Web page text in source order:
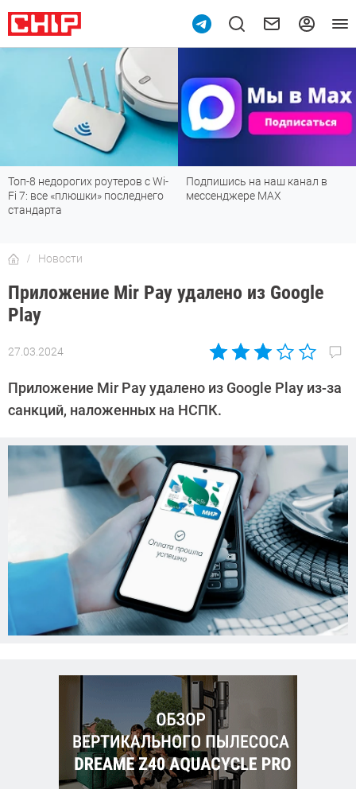
Топ-8 недорогих роутеров с Wi-
Fi 7: все «плюшки» последнего
стандарта
Подпишись на наш канал в
мессенджере МАХ
Новости
Приложение Mir Pay удалено из Google
Play
27.03.2024
Автор:
Калашников
Приложение Мir Pay удалено из Google Play из-за
санкций, наложенных на НСПК.